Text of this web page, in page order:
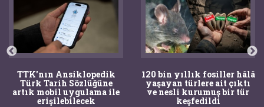
TTK'nın Ansiklopedik
Türk Tarih Sözlüğüne
artık mobil uygulama ile
erişilebilecek
120 bin yıllık fosiller hâlâ
yaşayan türlere ait çıktı
ve nesli kurumuş bir tür
keşfedildi